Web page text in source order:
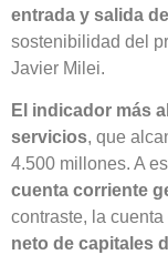
entrada y salida
sostenibilidad del
Javier Milei.
El indicador más
servicios, que
4.500 millones. A
cuenta corriente
contraste, la
neto de capitales